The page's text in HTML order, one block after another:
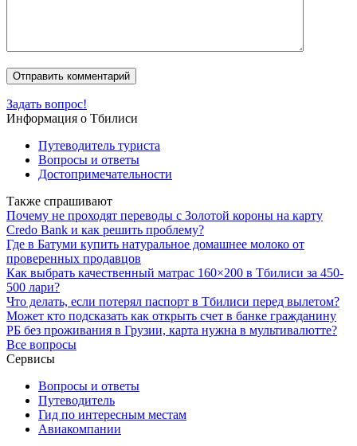
Задать вопрос!
Информация о Тбилиси
Путеводитель туриста
Вопросы и ответы
Достопримечательности
Также спрашивают
Почему не проходят переводы с Золотой короны на карту
Credo Bank и как решить проблему?
Где в Батуми купить натуральное домашнее молоко от
проверенных продавцов
Как выбрать качественный матрас 160×200 в Тбилиси за 450-
500 лари?
Что делать, если потерял паспорт в Тбилиси перед вылетом?
Может кто подсказать как открыть счет в банке гражданину
РБ без проживания в Грузии, карта нужна в мультивалютте?
Все вопросы
Сервисы
Вопросы и ответы
Путеводитель
Гид по интересным местам
Авиакомпании